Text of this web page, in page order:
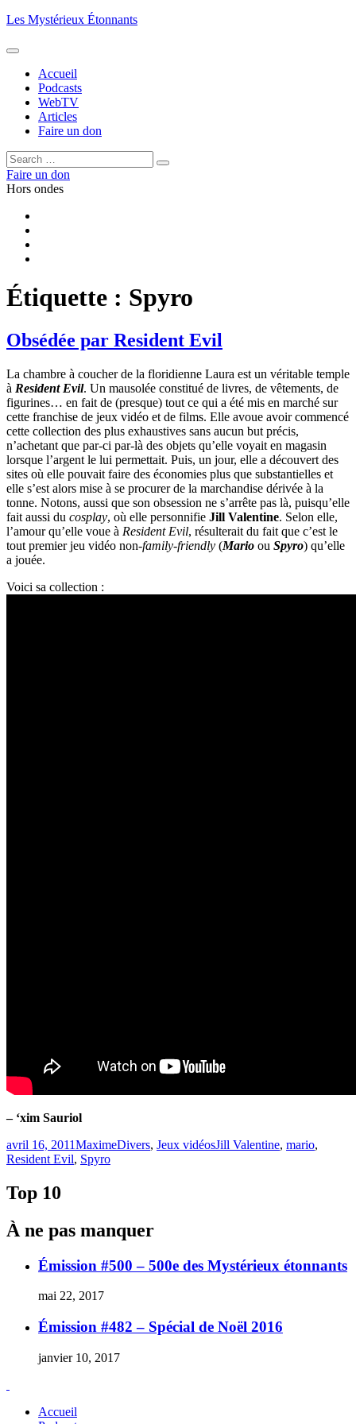
Aller
contenu
Les Mystérieux Étonnants
Accueil
Podcasts
WebTV
Articles
Faire un don
Rechercher :
Rechercher
Faire un don
Hors ondes
Étiquette : Spyro
Obsédée par Resident Evil
La chambre à coucher de la floridienne Laura est un véritable temple
à Resident Evil. Un mausolée constitué de livres, de vêtements, de
figurines… en fait de (presque) tout ce qui a été mis en marché sur
cette franchise de jeux vidéo et de films. Elle avoue avoir commencé
cette collection des plus exhaustives sans aucun but précis,
n’achetant que par-ci par-là des objets qu’elle voyait en magasin
lorsque l’argent le lui permettait. Puis, un jour, elle a découvert des
sites où elle pouvait faire des économies plus que substantielles et
elle s’est alors mise à se procurer de la marchandise dérivée à la
tonne. Notons, aussi que son obsession ne s’arrête pas là, puisqu’elle
fait aussi du cosplay, où elle personnifie Jill Valentine. Selon elle,
l’amour qu’elle voue à Resident Evil, résulterait du fait que c’est le
tout premier jeu vidéo non-family-friendly (Mario ou Spyro) qu’elle
a jouée.
Voici sa collection :
– ‘xim Sauriol
Publié
le
avril 16, 2011MaximeCatégories
Divers, Jeux vidéosÉtiquettes
Jill Valentine, mario,
Resident Evil, Spyro
Top 10
À ne pas manquer
Émission #500 – 500e des Mystérieux étonnants
mai 22, 2017
Émission #482 – Spécial de Noël 2016
janvier 10, 2017
Accueil